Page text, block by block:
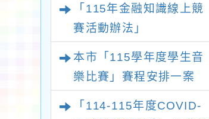
「115年金融知識線上競
賽活動辦法」
本市「115學年度學生音
樂比賽」賽程安排一案
「114-115年度COVID-
2024 Kiss
【科技守護
氣象與 AI】」
課程名額釋出一案，
鼓勵教師參訓